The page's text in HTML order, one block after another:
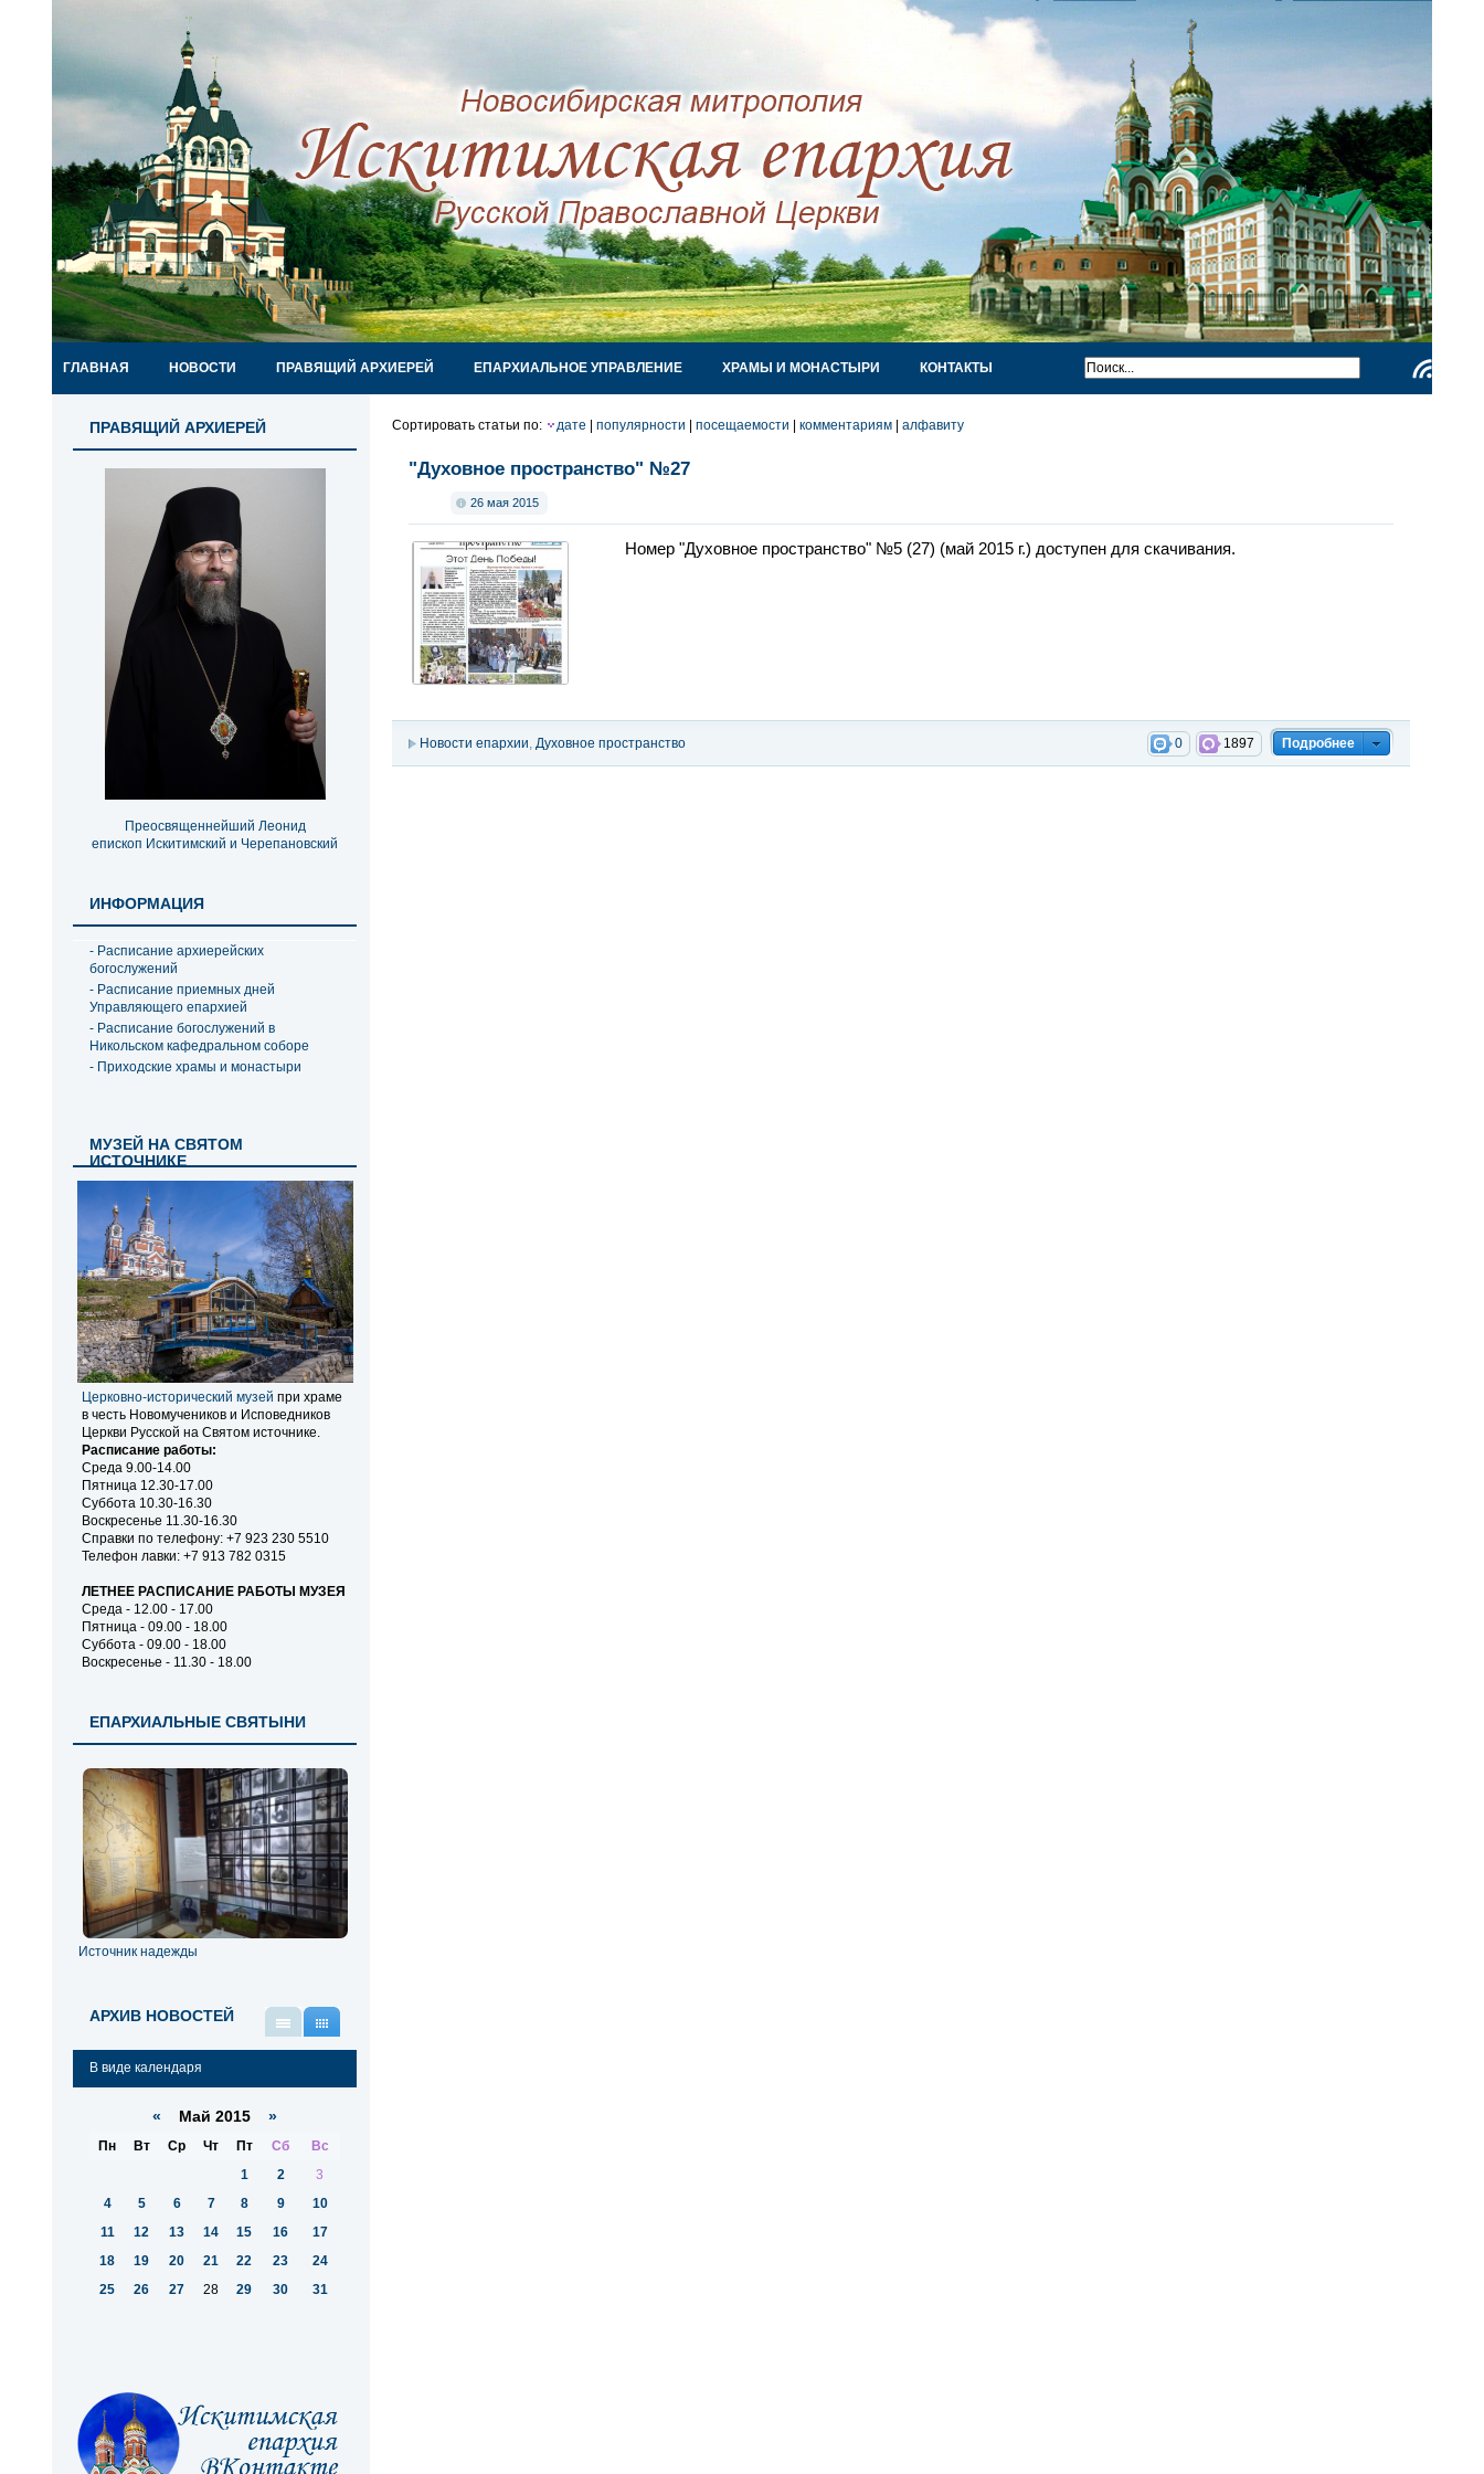
ГЛАВНАЯ НОВОСТИ ПРАВЯЩИЙ АРХИЕРЕЙ ЕПАРХИАЛЬНОЕ УПРАВЛЕНИЕ ХРАМЫ И МОНАСТЫРИ
КОНТАКТЫ
ПРАВЯЩИЙ АРХИЕРЕЙ
Преосвященнейший Леонид
епископ Искитимский и Черепановский
ИНФОРМАЦИЯ
- Расписание архиерейских
богослужений
- Расписание приемных дней
Управляющего епархией
- Расписание богослужений в
Никольском кафедральном соборе
- Приходские храмы и монастыри
МУЗЕЙ НА СВЯТОМ
ИСТОЧНИКЕ
Церковно-исторический музей при храме
в честь Новомучеников и Исповедников
Церкви Русской на Святом источнике.
Расписание работы:
Среда 9.00-14.00
Пятница 12.30-17.00
Суббота 10.30-16.30
Воскресенье 11.30-16.30
Справки по телефону: +7 923 230 5510
Телефон лавки: +7 913 782 0315
ЛЕТНЕЕ РАСПИСАНИЕ РАБОТЫ МУЗЕЯ
Среда - 12.00 - 17.00
Пятница - 09.00 - 18.00
Суббота - 09.00 - 18.00
Воскресенье - 11.30 - 18.00
ЕПАРХИАЛЬНЫЕ СВЯТЫНИ
Источник надежды
АРХИВ НОВОСТЕЙ
В виде календаря
« Май 2015 »
Пн Вт Ср Чт Пт Сб
Вс
1
2
3
4
5 6 7 8 9
10
11
12 13 14 15 16
17
18
19 20 21 22 23
24
25
26 27 28 29 30 31
Сортировать статьи по: дате популярности посещаемости комментариям алфавиту
"Духовное пространство" №27
26 мая 2015
Номер "Духовное пространство" №5 (27) (май 2015 г.) доступен для скачивания.
Подробнее
1897
0
Новости епархии, Духовное пространство